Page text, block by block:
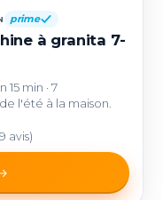
prime
à granita 7-
min · 7
l'été à la maison.
avis)